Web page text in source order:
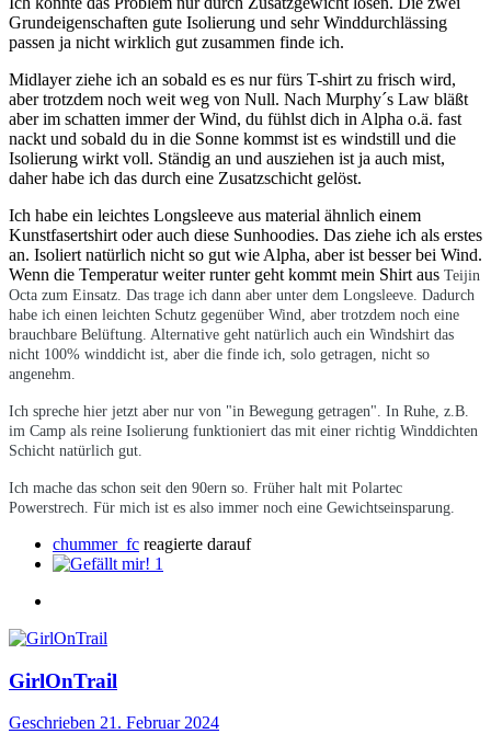
Grundeigenschaften gute Isolierung und sehr Winddurchlässing
passen ja nicht wirklich gut zusammen finde ich.
Midlayer ziehe ich an sobald es es nur fürs T-shirt zu frisch wird,
aber trotzdem noch weit weg von Null. Nach Murphy´s Law bläßt
aber im schatten immer der Wind, du fühlst dich in Alpha o.ä. fast
nackt und sobald du in die Sonne kommst ist es windstill und die
Isolierung wirkt voll. Ständig an und ausziehen ist ja auch mist,
daher habe ich das durch eine Zusatzschicht gelöst.
Ich habe ein leichtes Longsleeve aus material ähnlich einem
Kunstfasertshirt oder auch diese Sunhoodies. Das ziehe ich als erstes
an. Isoliert natürlich nicht so gut wie Alpha, aber ist besser bei Wind.
Wenn die Temperatur weiter runter geht kommt mein Shirt aus Teijin
Octa zum Einsatz. Das trage ich dann aber unter dem Longsleeve. Dadurch
habe ich einen leichten Schutz gegenüber Wind, aber trotzdem noch eine
brauchbare Belüftung. Alternative geht natürlich auch ein Windshirt das
nicht 100% winddicht ist, aber die finde ich, solo getragen, nicht so
angenehm.
Ich spreche hier jetzt aber nur von "in Bewegung getragen". In Ruhe, z.B.
im Camp als reine Isolierung funktioniert das mit einer richtig Winddichten
Schicht natürlich gut.
Ich mache das schon seit den 90ern so. Früher halt mit Polartec
Powerstrech. Für mich ist es also immer noch eine Gewichtseinsparung.
chummer_fc reagierte darauf
1
GirlOnTrail
Geschrieben 21. Februar 2024